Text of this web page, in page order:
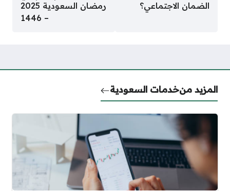
الضمان الاجتماعي؟
رمضان السعودية 2025
– 1446
المزيد منخدمات السعودية